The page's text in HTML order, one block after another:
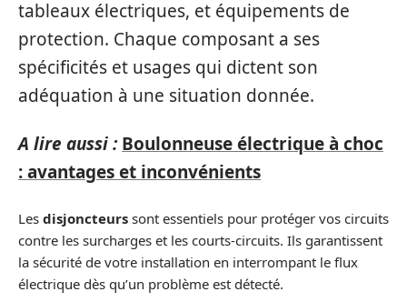
tableaux électriques, et équipements de
protection. Chaque composant a ses
spécificités et usages qui dictent son
adéquation à une situation donnée.
A lire aussi : Boulonneuse électrique à choc
: avantages et inconvénients
Les disjoncteurs sont essentiels pour protéger vos circuits
contre les surcharges et les courts-circuits. Ils garantissent
la sécurité de votre installation en interrompant le flux
électrique dès qu’un problème est détecté.